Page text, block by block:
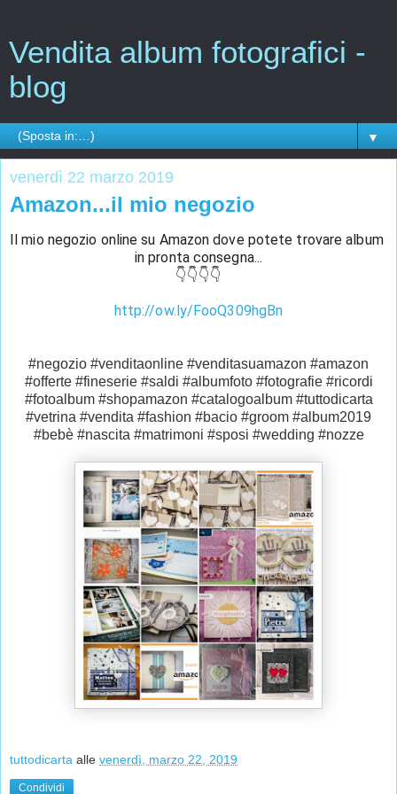
Vendita album fotografici -
blog
▼
venerdì 22 marzo 2019
Amazon...il mio negozio
Il mio negozio online su Amazon dove potete trovare album
in pronta consegna...
👇👇👇👇
http://ow.ly/FooQ309hgBn
#negozio #venditaonline #venditasuamazon #amazon
#offerte #fineserie #saldi #albumfoto #fotografie #ricordi
#fotoalbum #shopamazon #catalogoalbum #tuttodicarta
#vetrina #vendita #fashion #bacio #groom #album2019
#bebè #nascita #matrimoni #sposi #wedding #nozze
tuttodicarta alle venerdì, marzo 22, 2019
Condividi